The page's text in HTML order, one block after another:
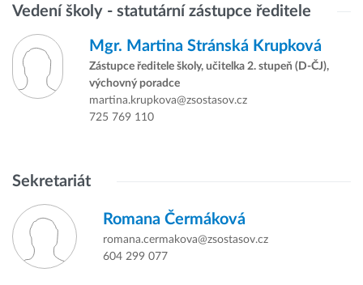
Vedení školy - statutární zástupce ředitele
Mgr. Martina Stránská Krupková
Zástupce ředitele školy, učitelka 2. stupeň (D-ČJ),
výchovný poradce
martina.krupkova@zsostasov.cz
725 769 110
Sekretariát
Romana Čermáková
romana.cermakova@zsostasov.cz
604 299 077